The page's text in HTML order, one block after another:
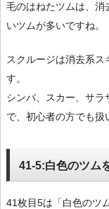
毛のはねたツムは、消
いツムが多いですね。
スクルージは消去系
す。
シンバ、スカー、サラ
で、初心者の方でも扱
41-5:白色のツム
41枚目5は「白色のツ